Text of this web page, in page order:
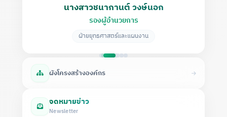
นางสาวชนากานต์ วงษ์นอก
รองผู้อำนวยการ
ฝ่ายยุทธศาสตร์และแผนงาน
ผังโครงสร้างองค์กร
จดหมายข่าว
Newsletter